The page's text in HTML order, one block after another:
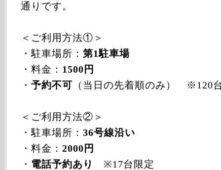
通りです。
＜ご利用方法①＞
・駐車場所： 第1駐車場
・料金： 1500円
・ 予約不可 （当日の先着順のみ） ※120
＜ご利用方法②＞
・駐車場所： 36号線沿い
・料金： 2000円
・ 電話予約あり ※17台限定